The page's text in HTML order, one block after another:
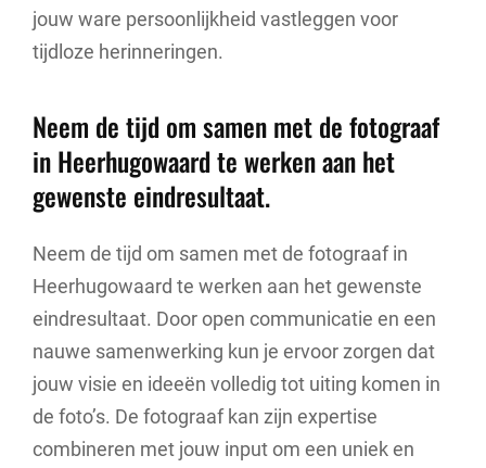
jouw ware persoonlijkheid vastleggen voor
tijdloze herinneringen.
Neem de tijd om samen met de fotograaf
in Heerhugowaard te werken aan het
gewenste eindresultaat.
Neem de tijd om samen met de fotograaf in
Heerhugowaard te werken aan het gewenste
eindresultaat. Door open communicatie en een
nauwe samenwerking kun je ervoor zorgen dat
jouw visie en ideeën volledig tot uiting komen in
de foto’s. De fotograaf kan zijn expertise
combineren met jouw input om een uniek en